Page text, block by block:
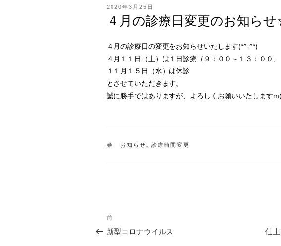
投
日:
2020年3月25日
４月の診療日変更のお知ら
４月の診療日の変更をお知らせいたします(*^-^*)
４月１１日（土）は１日診療（９：００～１３：００
１１月１５日（水）は休診
とさせていただきます。
誠に勝手ではありますが、よろしくお願いいたします
タ
お知らせ, 診療時間変更
投
稿
過
去
の
前
新型コロナウイルス 仕